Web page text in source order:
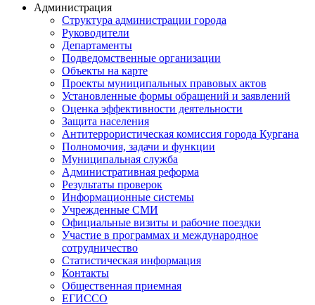
Администрация
Структура администрации города
Руководители
Департаменты
Подведомственные организации
Объекты на карте
Проекты муниципальных правовых актов
Установленные формы обращений и заявлений
Оценка эффективности деятельности
Защита населения
Антитеррористическая комиссия города Кургана
Полномочия, задачи и функции
Муниципальная служба
Административная реформа
Результаты проверок
Информационные системы
Учрежденные СМИ
Официальные визиты и рабочие поездки
Участие в программах и международное
сотрудничество
Статистическая информация
Контакты
Общественная приемная
ЕГИССО